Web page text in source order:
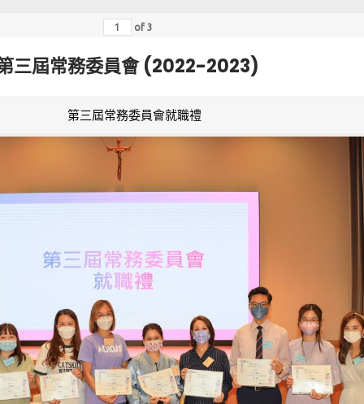
of 3
三屆常務委員會 (2022-2023)
第三屆常務委員會就職禮